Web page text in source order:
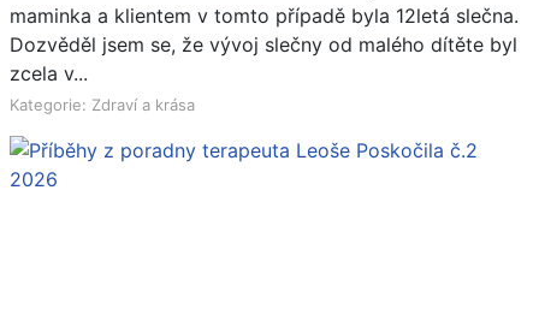
maminka a klientem v tomto případě byla 12letá slečna.
Dozvěděl jsem se, že vývoj slečny od malého dítěte byl
zcela v...
Kategorie: Zdraví a krása